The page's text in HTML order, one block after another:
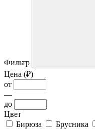
Фильтр
Цена (₽)
от
—
до
Цвет
Бирюза
Брусника